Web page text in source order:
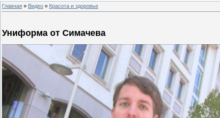
Главная » Видео » Красота и здоровье
Униформа от Симачева